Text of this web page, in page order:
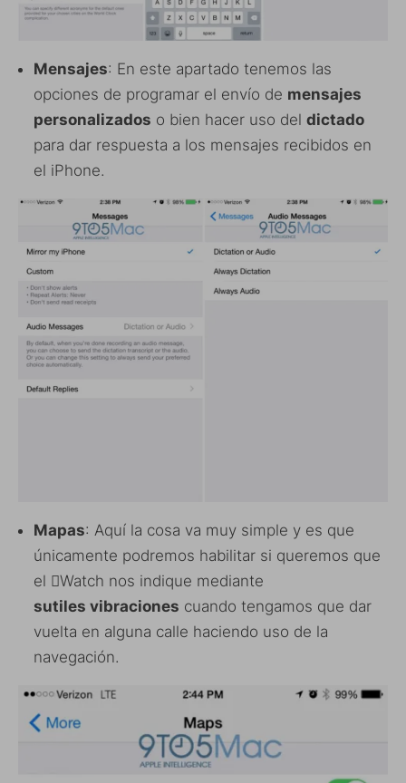
Mensajes: En este apartado tenemos las
opciones de programar el envío de mensajes
personalizados o bien hacer uso del dictado
para dar respuesta a los mensajes recibidos en
el iPhone.
Mapas: Aquí la cosa va muy simple y es que
únicamente podremos habilitar si queremos que
el Watch nos indique mediante
sutiles vibraciones cuando tengamos que dar
vuelta en alguna calle haciendo uso de la
navegación.